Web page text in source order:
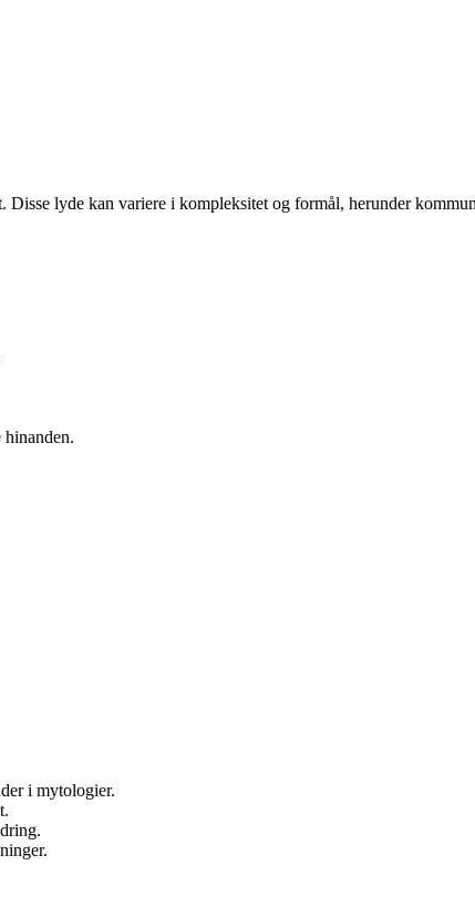
lyde kan variere i kompleksitet og formål, herunder
i mytologier.